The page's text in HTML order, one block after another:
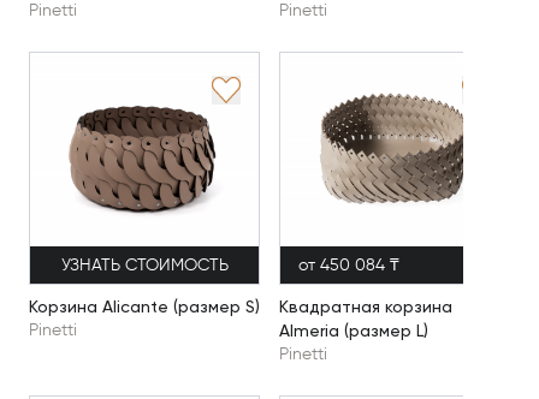
Pinetti Pinetti
УЗНАТЬ СТОИМОСТЬ
Корзина Alicante (размер S)
Pinetti
от 450 084 ₸
Квадратная корзина
Almeria (размер L)
Pinetti